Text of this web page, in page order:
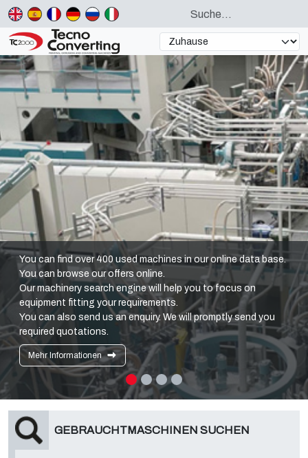
You can find over 400 used machines in our online data base.
You can browse our offers online.
Our machinery search engine will help you to focus on
equipment fitting your requirements.
You can also send us an enquiry. We will promptly send you
required quotations.
Mehr Informationen
GEBRAUCHTMASCHINEN SUCHEN